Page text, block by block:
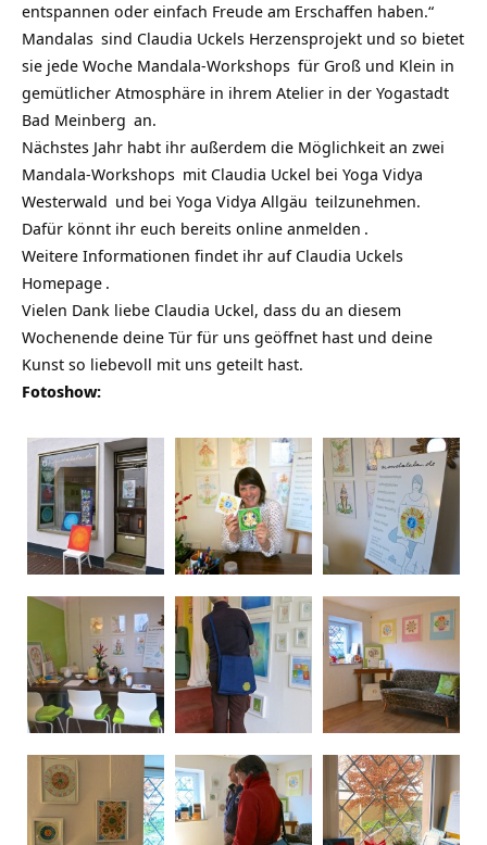
entspannen oder einfach Freude am Erschaffen haben.“
Mandalas sind Claudia Uckels Herzensprojekt und so bietet
sie jede Woche Mandala-Workshops für Groß und Klein in
gemütlicher Atmosphäre in ihrem Atelier in der Yogastadt
Bad Meinberg an.
Nächstes Jahr habt ihr außerdem die Möglichkeit an zwei
Mandala-Workshops mit Claudia Uckel bei Yoga Vidya
Westerwald und bei Yoga Vidya Allgäu teilzunehmen.
Dafür könnt ihr euch bereits online anmelden .
Weitere Informationen findet ihr auf Claudia Uckels
Homepage .
Vielen Dank liebe Claudia Uckel, dass du an diesem
Wochenende deine Tür für uns geöffnet hast und deine
Kunst so liebevoll mit uns geteilt hast.
Fotoshow: